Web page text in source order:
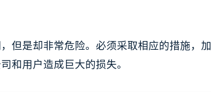
但是却非常危险。必须采取相应的措施，加
和用户造成巨大的损失。